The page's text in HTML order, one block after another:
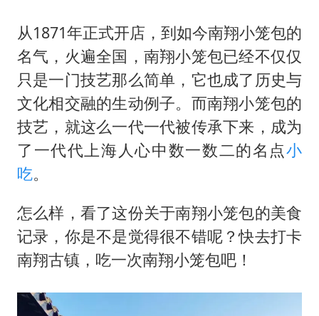
从1871年正式开店，到如今南翔小笼包的
名气，火遍全国，南翔小笼包已经不仅仅
只是一门技艺那么简单，它也成了历史与
文化相交融的生动例子。而南翔小笼包的
技艺，就这么一代一代被传承下来，成为
了一代代上海人心中数一数二的名点小
吃。
怎么样，看了这份关于南翔小笼包的美食
记录，你是不是觉得很不错呢？快去打卡
南翔古镇，吃一次南翔小笼包吧！